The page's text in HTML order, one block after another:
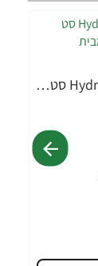
לוריאל מן אקספרט Hydra סט טיפוח פנים אינטנסיבי - מבית L'OREAL